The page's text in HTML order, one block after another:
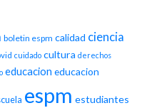
boletin espm calidad ciencia
cuidado cultura derechos
educacion educacion
espm estudiantes